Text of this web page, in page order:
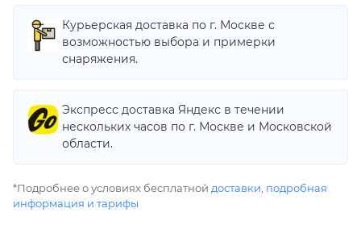
Курьерская доставка по г. Москве с
возможностью выбора и примерки
снаряжения.
Экспресс доставка Яндекс в течении
нескольких часов по г. Москве и Московской
области.
*Подробнее о условиях бесплатной доставки подробная
информация и тарифы